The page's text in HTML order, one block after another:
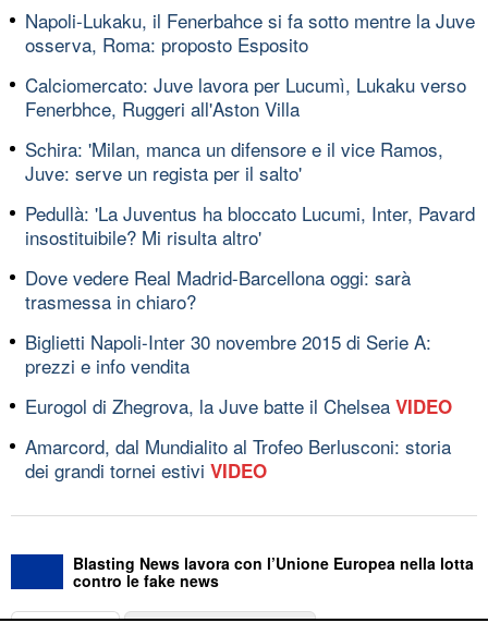
Napoli-Lukaku, il Fenerbahce si fa sotto mentre la Juve
osserva, Roma: proposto Esposito
Calciomercato: Juve lavora per Lucumì, Lukaku verso
Fenerbhce, Ruggeri all'Aston Villa
Schira: 'Milan, manca un difensore e il vice Ramos,
Juve: serve un regista per il salto'
Pedullà: 'La Juventus ha bloccato Lucumi, Inter, Pavard
insostituibile? Mi risulta altro'
Dove vedere Real Madrid-Barcellona oggi: sarà
trasmessa in chiaro?
Biglietti Napoli-Inter 30 novembre 2015 di Serie A:
prezzi e info vendita
Eurogol di Zhegrova, la Juve batte il Chelsea VIDEO
Amarcord, dal Mundialito al Trofeo Berlusconi: storia
dei grandi tornei estivi VIDEO
Blasting News lavora con l’Unione Europea nella lotta
contro le fake news